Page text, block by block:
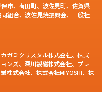
市、有田町、波佐見町、佐賀県
組合、波佐見焼振興会、一般社
ガミクリスタル株式会社、株式
ンズ、深川製磁株式会社、プレ
株式会社、株式会社MIYOSHI、株